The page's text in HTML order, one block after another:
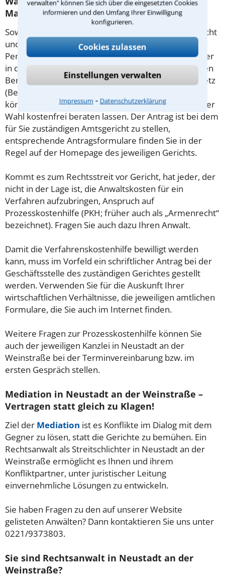
verwalten" können Sie sich über die eingesetzten Cookies
informieren und den Umfang Ihrer Einwilligung
konfigurieren.
Cookies zulassen
Einstellungen verwalten
Impressum ⁃ Datenschutzerklärung
Maklerrecht leisten kann?
Soweit die Rechtsangelegenheit noch nicht vor Gericht
und eine Rechtsberatung notwendig ist, haben
Personen mit geringem Einkommen (Maßstab ist hier
in der Regel der Sozialhilfesatz) die Möglichkeit, einen
Beratungshilfeschein gemäß § 1 Beratungshilfegesetz
(BerHG) zu beantragen. Wird dieser bewilligt, so
können Sie sich hiermit von einem Rechtsanwalt Ihrer
Wahl kostenfrei beraten lassen. Der Antrag ist bei dem
für Sie zuständigen Amtsgericht zu stellen,
entsprechende Antragsformulare finden Sie in der
Regel auf der Homepage des jeweiligen Gerichts.
Kommt es zum Rechtsstreit vor Gericht, hat jeder, der
nicht in der Lage ist, die Anwaltskosten für ein
Verfahren aufzubringen, Anspruch auf
Prozesskostenhilfe (PKH; früher auch als „Armenrecht“
bezeichnet). Fragen Sie auch dazu Ihren Anwalt.
Damit die Verfahrenskostenhilfe bewilligt werden
kann, muss im Vorfeld ein schriftlicher Antrag bei der
Geschäftsstelle des zuständigen Gerichtes gestellt
werden. Verwenden Sie für die Auskunft Ihrer
wirtschaftlichen Verhältnisse, die jeweiligen amtlichen
Formulare, die Sie auch im Internet finden.
Weitere Fragen zur Prozesskostenhilfe können Sie
auch der jeweiligen Kanzlei in Neustadt an der
Weinstraße bei der Terminvereinbarung bzw. im
ersten Gespräch stellen.
Mediation in Neustadt an der Weinstraße –
Vertragen statt gleich zu Klagen!
Ziel der Mediation ist es Konflikte im Dialog mit dem
Gegner zu lösen, statt die Gerichte zu bemühen. Ein
Rechtsanwalt als Streitschlichter in Neustadt an der
Weinstraße ermöglicht es Ihnen und ihrem
Konfliktpartner, unter juristischer Leitung
einvernehmliche Lösungen zu entwickeln.
Sie haben Fragen zu den auf unserer Website
gelisteten Anwälten? Dann kontaktieren Sie uns unter
0221/9373803.
Sie sind Rechtsanwalt in Neustadt an der
Weinstraße?